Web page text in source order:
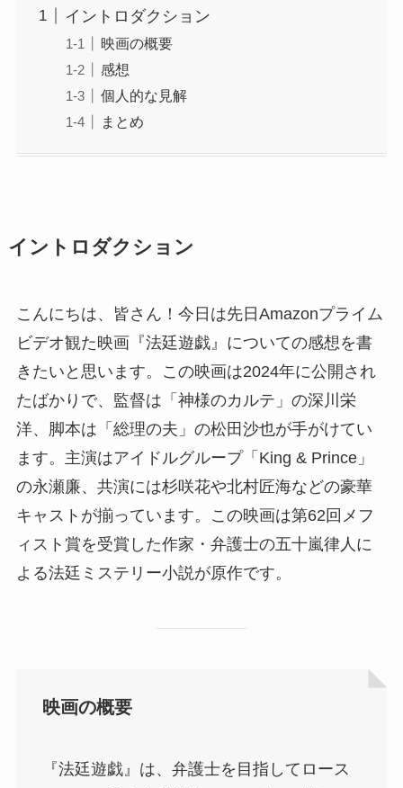
イントロダクション
映画の概要
感想
個人的な見解
まとめ
イントロダクション
こんにちは、皆さん！今日は先日Amazonプライム
ビデオ観た映画『法廷遊戯』についての感想を書
きたいと思います。この映画は2024年に公開され
たばかりで、監督は「神様のカルテ」の深川栄
洋、脚本は「総理の夫」の松田沙也が手がけてい
ます。主演はアイドルグループ「King & Prince」
の永瀬廉、共演には杉咲花や北村匠海などの豪華
キャストが揃っています。この映画は第62回メフ
ィスト賞を受賞した作家・弁護士の五十嵐律人に
よる法廷ミステリー小説が原作です。
映画の概要
『法廷遊戯』は、弁護士を目指してロース